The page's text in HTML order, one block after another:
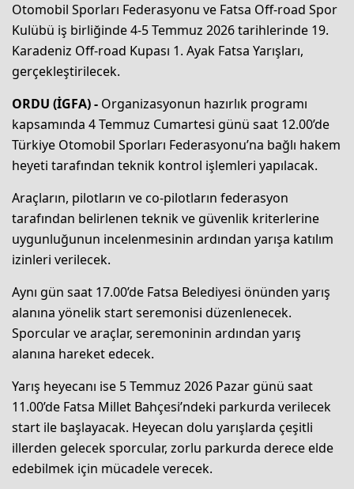
Otomobil Sporları Federasyonu ve Fatsa Off-road Spor
Kulübü iş birliğinde 4-5 Temmuz 2026 tarihlerinde 19.
Karadeniz Off-road Kupası 1. Ayak Fatsa Yarışları,
gerçekleştirilecek.
ORDU (İGFA) - Organizasyonun hazırlık programı
kapsamında 4 Temmuz Cumartesi günü saat 12.00’de
Türkiye Otomobil Sporları Federasyonu’na bağlı hakem
heyeti tarafından teknik kontrol işlemleri yapılacak.
Araçların, pilotların ve co-pilotların federasyon
tarafından belirlenen teknik ve güvenlik kriterlerine
uygunluğunun incelenmesinin ardından yarışa katılım
izinleri verilecek.
Aynı gün saat 17.00’de Fatsa Belediyesi önünden yarış
alanına yönelik start seremonisi düzenlenecek.
Sporcular ve araçlar, seremoninin ardından yarış
alanına hareket edecek.
Yarış heyecanı ise 5 Temmuz 2026 Pazar günü saat
11.00’de Fatsa Millet Bahçesi’ndeki parkurda verilecek
start ile başlayacak. Heyecan dolu yarışlarda çeşitli
illerden gelecek sporcular, zorlu parkurda derece elde
edebilmek için mücadele verecek.